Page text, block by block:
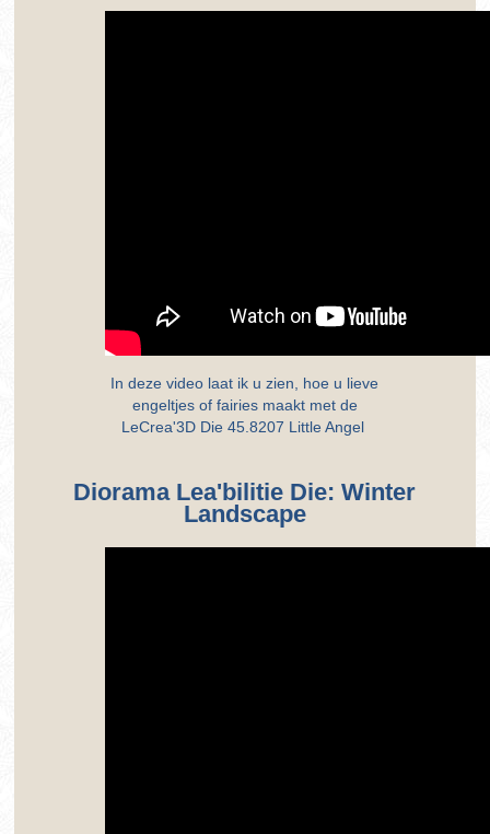
In deze video laat ik u zien, hoe u lieve
engeltjes of fairies maakt met de
LeCrea'3D Die 45.8207 Little Angel
Diorama Lea'bilitie Die: Winter
Landscape